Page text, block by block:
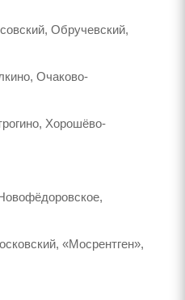
Обручевский,
Очаково-
Хорошёво-
«Мосрентген»,